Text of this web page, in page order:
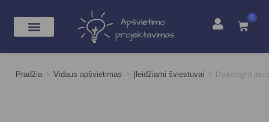
0
Pradžia > Vidaus apšvietimas > Įleidžiami šviestuvai > Dekolight